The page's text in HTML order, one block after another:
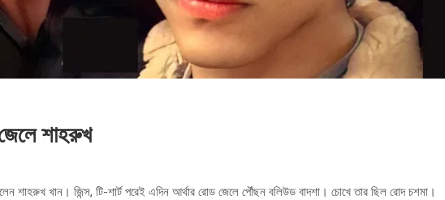
শাহরুখ
শাহরুখ খান। জিন্স, টি-শার্ট পরেই এদিন আর্থার রোড জেলে পৌঁছন বলিউড বাদশা। চোখে তার ছিল রোদ চশমা।